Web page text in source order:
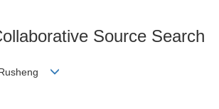
Source Search
Rusheng